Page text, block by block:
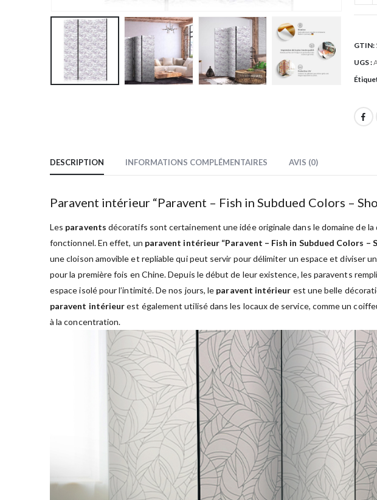
GTIN:
UGS :
DESCRIPTION INFORMATIONS COMPLÉMENTAIRES AVIS (0)
Paravent intérieur “Paravent – Fish in Subdued Colors –
Les paravents décoratifs sont certainement une idée originale dans le domaine de
fonctionnel. En effet, un paravent intérieur “Paravent – Fish in Subdued Colors –
une cloison amovible et repliable qui peut servir pour délimiter un espace et diviser
pour la première fois en Chine. Depuis le début de leur existence, les paravents
espace isolé pour l’intimité. De nos jours, le paravent intérieur est une belle
paravent intérieurest également utilisé dans les locaux de service, comme un
à la concentration.